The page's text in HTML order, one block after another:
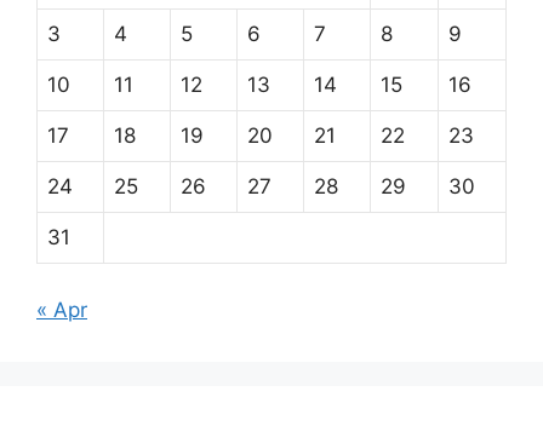
3 4 5 6 7 8 9
10 11 12 13 14 15 16
17 18 19 20 21 22 23
24 25 26 27 28 29 30
31
« Apr